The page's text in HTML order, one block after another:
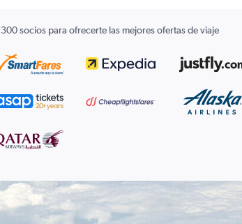
socios para ofrecerte las mejores ofertas de viaje